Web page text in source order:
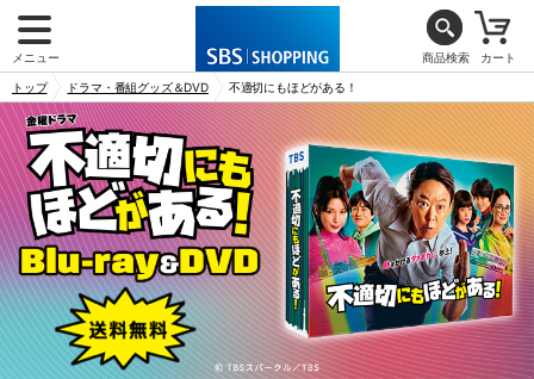
メニュー 商品検索 カート
トップ ドラマ・番組グッズ＆DVD 不適切にもほどがある！